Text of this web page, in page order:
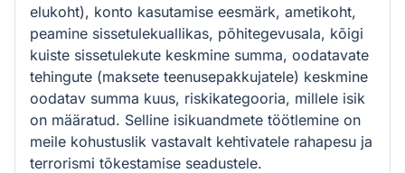
elukoht), konto kasutamise eesmärk, ametikoht,
peamine sissetulekuallikas, põhitegevusala, kõigi
kuiste sissetulekute keskmine summa, oodatavate
tehingute (maksete teenusepakkujatele) keskmine
oodatav summa kuus, riskikategooria, millele isik
on määratud. Selline isikuandmete töötlemine on
meile kohustuslik vastavalt kehtivatele rahapesu ja
terrorismi tõkestamise seadustele.